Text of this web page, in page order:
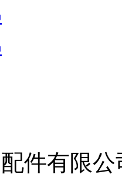
件有限公